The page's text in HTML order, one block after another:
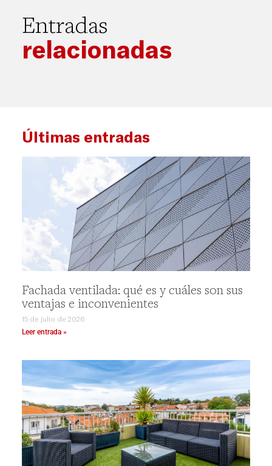
Entradas
relacionadas
Últimas entradas
Fachada ventilada: qué es y cuáles son sus
ventajas e inconvenientes
15 de julio de 2026
Leer entrada »